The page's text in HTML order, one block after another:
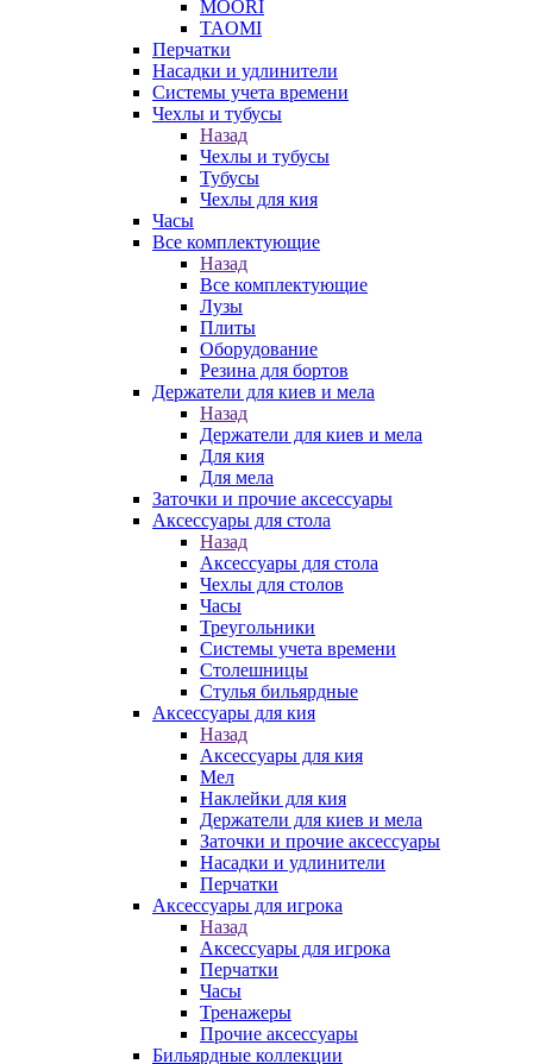
MOORI
TAOMI
Перчатки
Насадки и удлинители
Системы учета времени
Чехлы и тубусы
Назад
Чехлы и тубусы
Тубусы
Чехлы для кия
Часы
Все комплектующие
Назад
Все комплектующие
Лузы
Плиты
Оборудование
Резина для бортов
Держатели для киев и мела
Назад
Держатели для киев и мела
Для кия
Для мела
Заточки и прочие аксессуары
Аксессуары для стола
Назад
Аксессуары для стола
Чехлы для столов
Часы
Треугольники
Системы учета времени
Столешницы
Стулья бильярдные
Аксессуары для кия
Назад
Аксессуары для кия
Мел
Наклейки для кия
Держатели для киев и мела
Заточки и прочие аксессуары
Насадки и удлинители
Перчатки
Аксессуары для игрока
Назад
Аксессуары для игрока
Перчатки
Часы
Тренажеры
Прочие аксессуары
Бильярдные коллекции